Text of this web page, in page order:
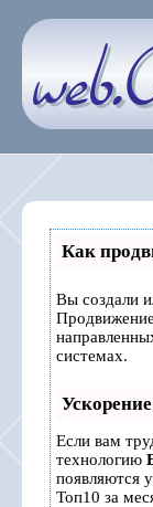
Как
Вы создали
системах.
Если вам
технологию
появляются
Топ10 за